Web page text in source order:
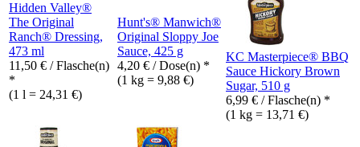
Hidden Valley®
The Original
Ranch® Dressing,
473 ml
11,50 € / Flasche(n)
*
(1 l = 24,31 €)
Hunt's® Manwich®
Original Sloppy Joe
Sauce, 425 g
4,20 € / Dose(n) *
(1 kg = 9,88 €)
KC Masterpiece® BBQ
Sauce Hickory Brown
Sugar, 510 g
6,99 € / Flasche(n) *
(1 kg = 13,71 €)